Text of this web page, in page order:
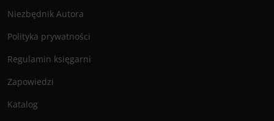
Niezbędnik Autora
Polityka prywatności
Regulamin księgarni
Zapowiedzi
Katalog